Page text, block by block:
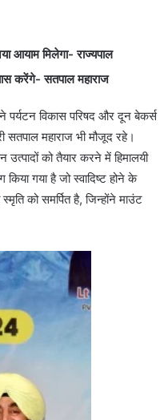
आयाम मिलेगा- राज्यपाल
करेंगे- सतपाल महाराज
पर्यटन विकास परिषद और दून बेकर्स
सतपाल महाराज भी मौजूद रहे।
को तैयार करने में हिमालयी
गया है जो स्वादिष्ट होने के
को समर्पित है, जिन्होंने माउंट